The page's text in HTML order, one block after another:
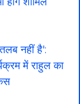
नहीं है':
में राहुल का